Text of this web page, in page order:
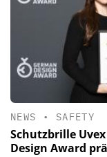
NEWS • SAFETY
Schutzbrille
Design Award